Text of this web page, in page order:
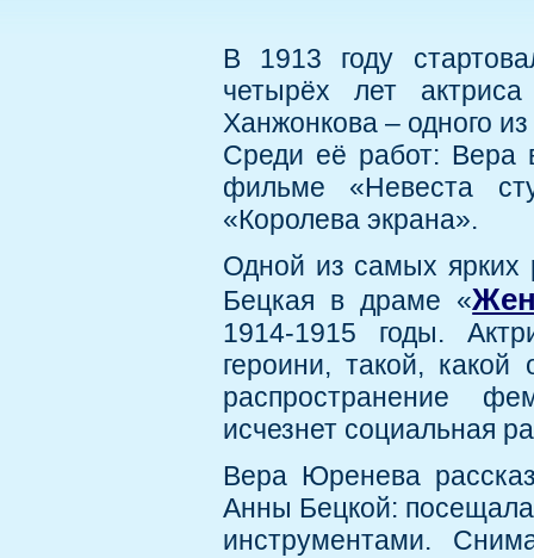
В 1913 году
четырёх лет
Ханжонкова – одного
Среди её работ: Вера
фильме «Невеста
«Королева экрана».
Одной из самых
Бецкая в драме «
1914-1915 годы.
героини, такой,
распространение
исчезнет социальная
Вера Юренева
Анны Бецкой:
инструментами.